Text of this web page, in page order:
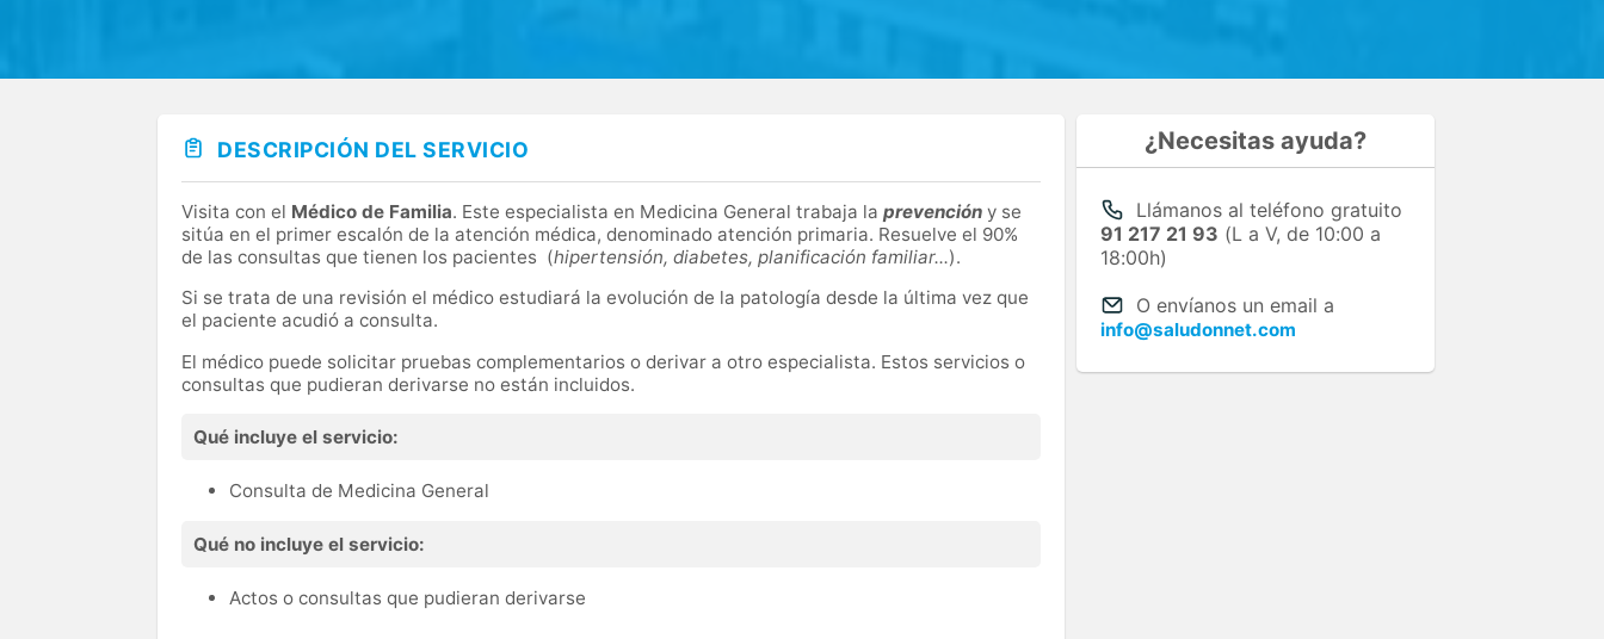
DESCRIPCIÓN DEL SERVICIO
Visita con el Médico de Familia. Este especialista en Medicina General trabaja la prevención y se
sitúa en el primer escalón de la atención médica, denominado atención primaria. Resuelve el 90%
de las consultas que tienen los pacientes (hipertensión, diabetes, planificación familiar...).
Si se trata de una revisión el médico estudiará la evolución de la patología desde la última vez que
el paciente acudió a consulta.
El médico puede solicitar pruebas complementarios o derivar a otro especialista. Estos servicios o
consultas que pudieran derivarse no están incluidos.
Qué incluye el servicio:
Consulta de Medicina General
Qué no incluye el servicio:
Actos o consultas que pudieran derivarse
¿Necesitas ayuda?
Llámanos al teléfono gratuito
91 217 21 93 (L a V, de 10:00 a
18:00h)
O envíanos un email a
info@saludonnet.com